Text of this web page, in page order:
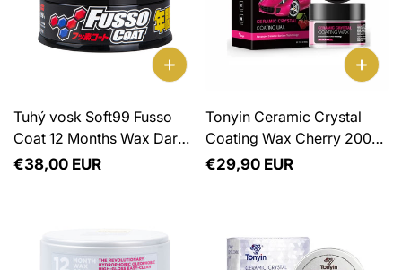
Tuhý vosk Soft99 Fusso
Coat 12 Months Wax Dark
200g
Normálna
€38,00 EUR
Tonyin Ceramic Crystal
Coating Wax Cherry 200g
- tuhý syntetický vosk
Normálna
€29,90 EUR